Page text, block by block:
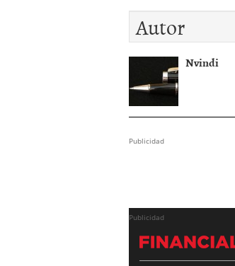
Autor
Nvindi
Publicidad
Publicidad